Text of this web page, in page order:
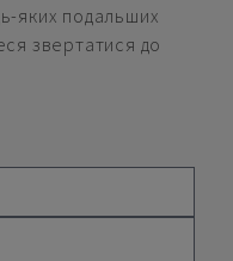
яких подальших
звертатися до